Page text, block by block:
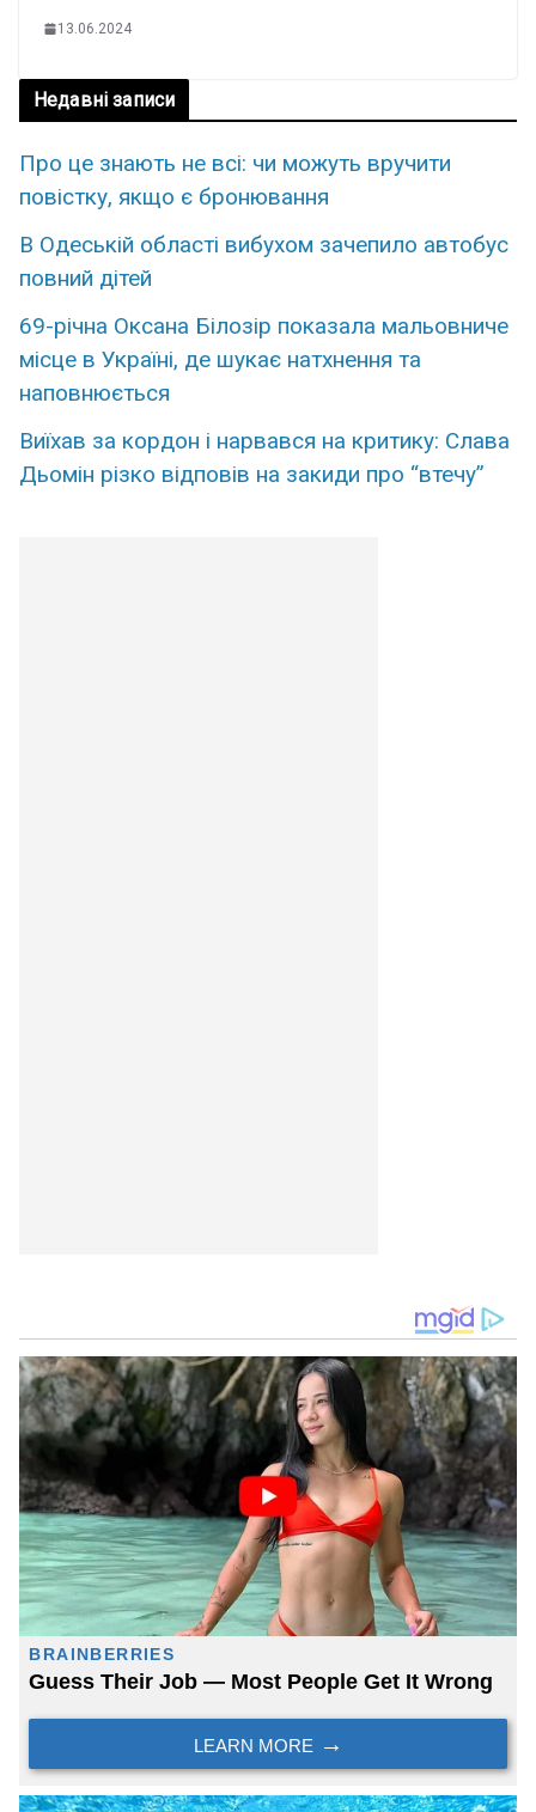
13.06.2024
Недавні записи
Про це знають не всі: чи можуть вручити
повістку, якщо є бронювання
В Одеській області вибухом зачепило автобус
повний дітей
69-річна Оксана Білозір показала мальовниче
місце в Україні, де шукає натхнення та
наповнюється
Виїхав за кордон і нарвався на критику: Слава
Дьомін різко відповів на закиди про “втечу”